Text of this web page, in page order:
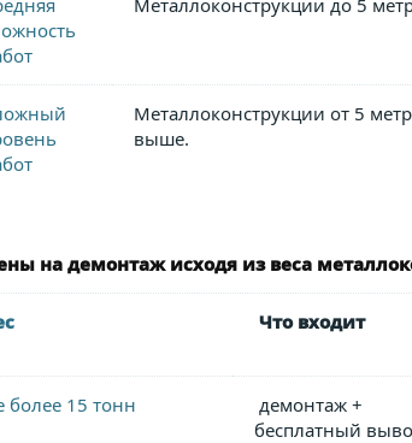
Металлоконструкции до 5
Металлоконструкции от 5
выше.
на демонтаж исходя из веса
Что входит
более 15 тонн
демонтаж +
бесплатный